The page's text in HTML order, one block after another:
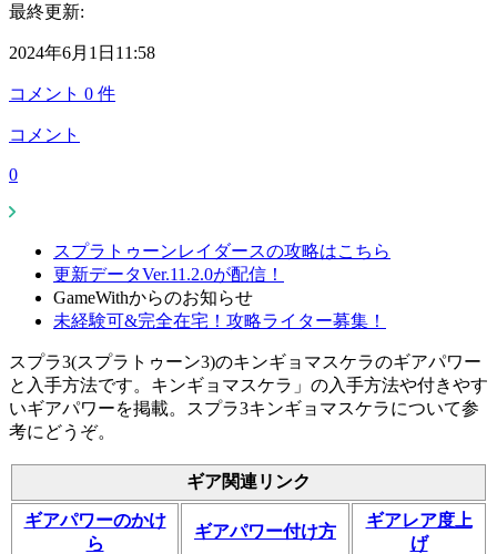
最終更新:
2024年6月1日11:58
コメント 0 件
コメント
0
スプラトゥーンレイダースの攻略はこちら
更新データVer.11.2.0が配信！
GameWithからのお知らせ
未経験可&完全在宅！攻略ライター募集！
スプラ3(スプラトゥーン3)のキンギョマスケラのギアパワー
と入手方法です。キンギョマスケラ」の入手方法や付きやす
いギアパワーを掲載。スプラ3キンギョマスケラについて参
考にどうぞ。
ギア関連リンク
ギアパワーのかけ
ら
ギアパワー付け方
ギアレア度上
げ